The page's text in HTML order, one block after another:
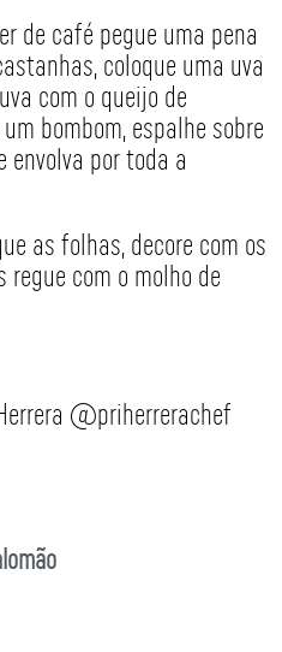
de café pegue uma pena
coloque uma uva
com o queijo de
bombom, espalhe sobre
envolva por toda a
as folhas, decore com os
regue com o molho de
@priherrerachef